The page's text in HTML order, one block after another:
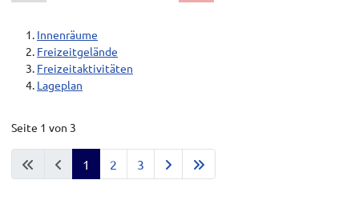
Innenräume
Freizeitgelände
Freizeitaktivitäten
Lageplan
Seite 1 von 3
1 2 3